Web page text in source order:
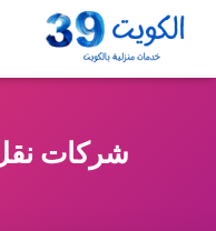
شركات